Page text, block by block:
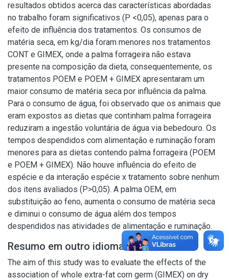
resultados obtidos acerca das características abordadas
no trabalho foram significativos (P <0,05), apenas para o
efeito de influência dos tratamentos. Os consumos de
matéria seca, em kg/dia foram menores nos tratamentos
CONT e GIMEX, onde a palma forrageira não estava
presente na composição da dieta, consequentemente, os
tratamentos POEM e POEM + GIMEX apresentaram um
maior consumo de matéria seca por influência da palma.
Para o consumo de água, foi observado que os animais que
eram expostos as dietas que continham palma forrageira
reduziram a ingestão voluntária de água via bebedouro. Os
tempos despendidos com alimentação e ruminação foram
menores para as dietas contendo palma forrageira (POEM
e POEM + GIMEX). Não houve influência do efeito de
espécie e da interação espécie x tratamento sobre nenhum
dos itens avaliados (P>0,05). A palma OEM, em
substituição ao feno, aumenta o consumo de matéria seca
e diminui o consumo de água além dos tempos
despendidos nas atividades de alimentação e ruminação.
Resumo em outro idioma
The aim of this study was to evaluate the effects of the
association of whole extra-fat corn germ (GIMEX) on dry